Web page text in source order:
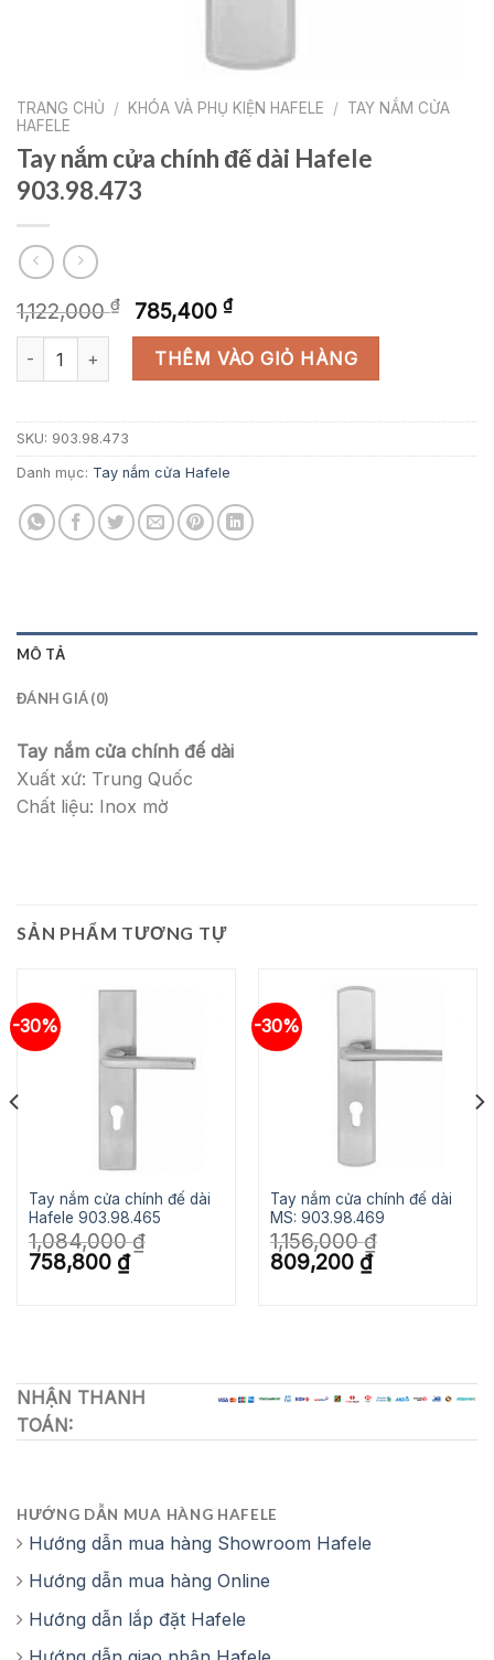
TRANG CHỦ / KHÓA VÀ PHỤ KIỆN HAFELE / TAY NẮM CỬA
HAFELE
Tay nắm cửa chính đế dài Hafele
903.98.473
1,122,000₫
Giá
gốc
là:
1,122,000 ₫.
785,400 ₫Giá
hiện
tại
là:
785,400 ₫.
Tay nắm cửa chính đế dài Hafele 903.98.473 số lượng
THÊM VÀO GIỎ HÀNG
SKU: 903.98.473
Danh mục: Tay nắm cửa Hafele
MÔ TẢ
ĐÁNH GIÁ (0)
Tay nắm cửa chính đế dài
Xuất xứ: Trung Quốc
Chất liệu: Inox mờ
SẢN PHẨM TƯƠNG TỰ
-30%
Tay nắm cửa chính đế dài
Hafele 903.98.465
1,084,000₫
Giá
gốc
758,800 ₫Giá
hiện
-30%
Tay nắm cửa chính đế dài
MS: 903.98.469
1,156,000₫
Giá
gốc
809,200 ₫Giá
hiện
NHẬN THANH
TOÁN:
HƯỚNG DẪN MUA HÀNG HAFELE
Hướng dẫn mua hàng Showroom Hafele
Hướng dẫn mua hàng Online
Hướng dẫn lắp đặt Hafele